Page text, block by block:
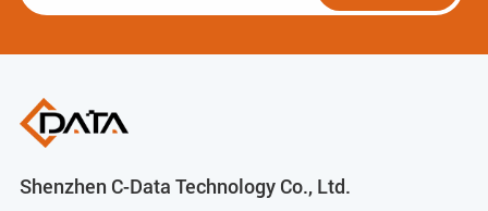
Shenzhen C-Data Technology Co., Ltd.